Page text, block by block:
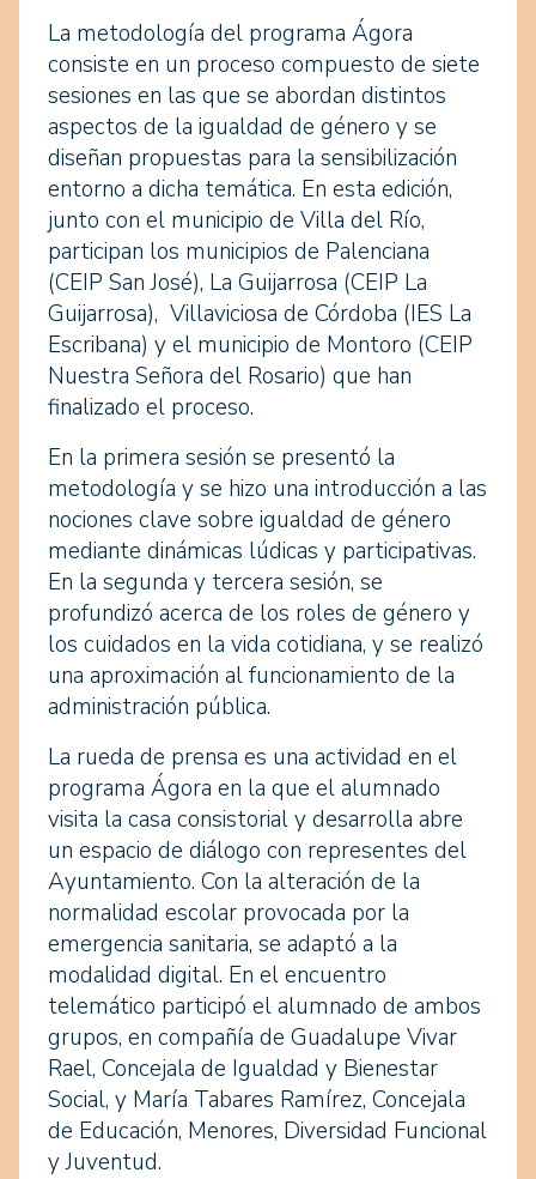
La metodología del programa Ágora
consiste en un proceso compuesto de siete
sesiones en las que se abordan distintos
aspectos de la igualdad de género y se
diseñan propuestas para la sensibilización
entorno a dicha temática. En esta edición,
junto con el municipio de Villa del Río,
participan los municipios de Palenciana
(CEIP San José), La Guijarrosa (CEIP La
Guijarrosa), Villaviciosa de Córdoba (IES La
Escribana) y el municipio de Montoro (CEIP
Nuestra Señora del Rosario) que han
finalizado el proceso.
En la primera sesión se presentó la
metodología y se hizo una introducción a las
nociones clave sobre igualdad de género
mediante dinámicas lúdicas y participativas.
En la segunda y tercera sesión, se
profundizó acerca de los roles de género y
los cuidados en la vida cotidiana, y se realizó
una aproximación al funcionamiento de la
administración pública.
La rueda de prensa es una actividad en el
programa Ágora en la que el alumnado
visita la casa consistorial y desarrolla abre
un espacio de diálogo con representes del
Ayuntamiento. Con la alteración de la
normalidad escolar provocada por la
emergencia sanitaria, se adaptó a la
modalidad digital. En el encuentro
telemático participó el alumnado de ambos
grupos, en compañía de Guadalupe Vivar
Rael, Concejala de Igualdad y Bienestar
Social, y María Tabares Ramírez, Concejala
de Educación, Menores, Diversidad Funcional
y Juventud.